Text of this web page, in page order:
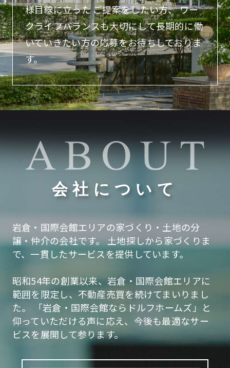
様目線に立ったご提案をしたい方、ワー
クライフバランスも大切にして長期的に働
いていきたい方の応募をお待ちしておりま
す。
会社について
岩倉・国際会館エリアの家づくり・土地の分
譲・仲介の会社です。土地探しから家づくりま
で、一貫したサービスを提供しています。
昭和54年の創業以来、岩倉・国際会館エリアに
範囲を限定し、不動産売買を続けてまいりまし
た。
「岩倉・国際会館ならドルフホームズ」と
仰っていただける声に応え、今後も最適なサー
ビスを展開して参ります。